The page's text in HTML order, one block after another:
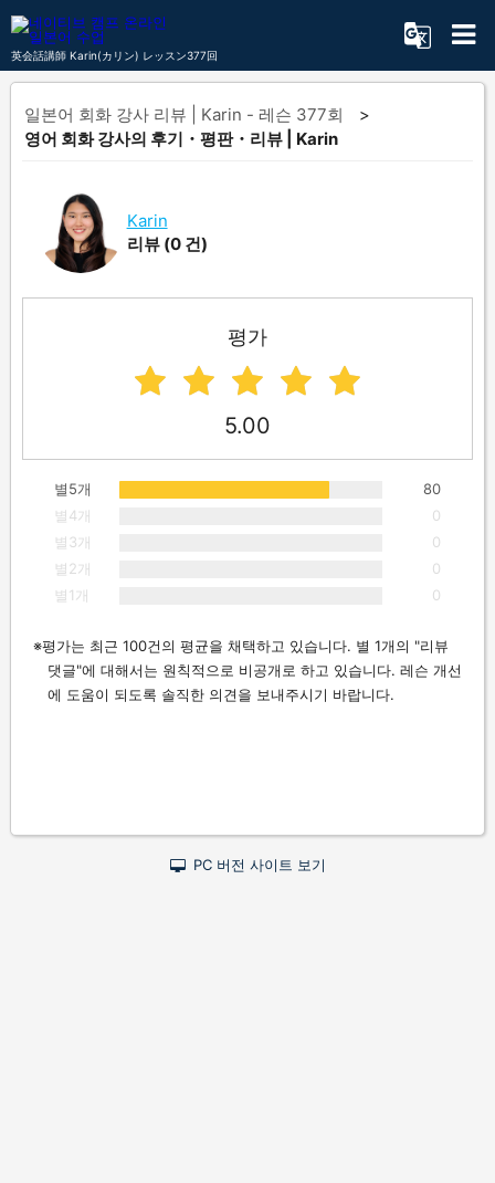
英会話講師 Karin(カリン) レッスン377回
일본어 회화 강사 리뷰 | Karin - 레슨 377회
영어 회화 강사의 후기・평판・리뷰 | Karin
Karin
리뷰 (0 건)
평가
5.00
별5개
80
별4개
0
별3개
0
별2개
0
별1개
0
평가는 최근 100건의 평균을 채택하고 있습니다. 별 1개의 "리뷰
댓글"에 대해서는 원칙적으로 비공개로 하고 있습니다. 레슨 개선
에 도움이 되도록 솔직한 의견을 보내주시기 바랍니다.
PC 버전 사이트 보기